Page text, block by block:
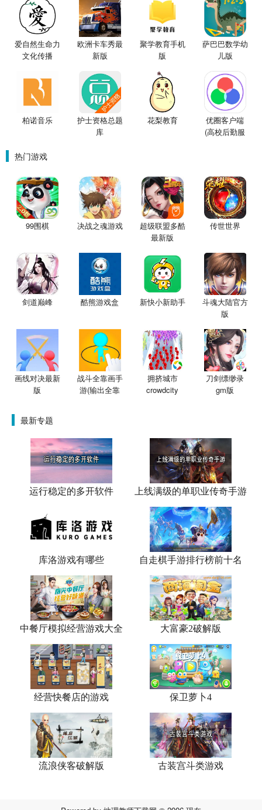
爱自然生命力
文化传播
欧洲卡车秀最
新版
聚学教育手机
版
萨巴巴数学幼
儿版
柏诺音乐
护士资格总题
库
花梨教育
优圈客户端
(高校后勤服
热门游戏
99围棋 决战之魂游戏
超级联盟多酷
最新版
传世世界
剑道巅峰 酷熊游戏盒 新快小新助手
斗魂大陆官方
版
画线对决最新
版
战斗全靠画手
游(输出全靠
拥挤城市
crowdcity
刀剑缥缈录
gm版
最新专题
运行稳定的多开软件 上线满级的单职业传奇手游
库洛游戏有哪些 自走棋手游排行榜前十名
中餐厅模拟经营游戏大全 大富豪2破解版
经营快餐店的游戏 保卫萝卜4
流浪侠客破解版 古装宫斗类游戏